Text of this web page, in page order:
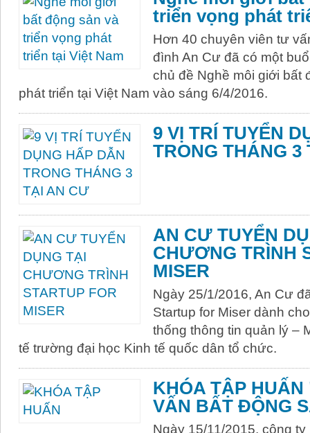
triển vọng phát
Hơn 40 chuyên viên tư
đình An Cư đã có một
chủ đề Nghề môi giới bất
phát triển tại Việt Nam vào sáng 6/4/2016.
9 VỊ TRÍ TUYỂN
TRONG THÁNG 3
AN CƯ TUYỂN
CHƯƠNG TRÌNH
MISER
Ngày 25/1/2016, An Cư
Startup for Miser dành
thống thông tin quản lý –
tế trường đại học Kinh tế quốc dân tổ chức.
KHÓA TẬP
VẤN BẤT ĐỘNG
Ngày 15/11/2015, công